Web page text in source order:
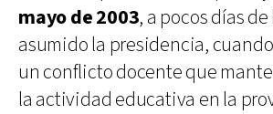
mayo de 2003, a pocos días
asumido la presidencia,
un conflicto docente que
la actividad educativa en la